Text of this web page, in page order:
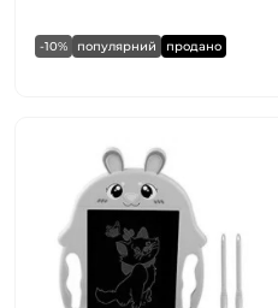
-10% популярний продано